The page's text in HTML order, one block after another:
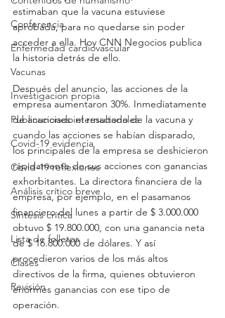
Conferencia
Enfermedad cardiovascular
Vacunas
Investigacion propia
Publicaciones internacionales
Covid-19 evidencia
Covid-19 reflexiones
Análisis crítico breve
Síntesis crítica
Lista de folletos
Clases
Revisión
estimaban que la vacuna estuviese
aprobada, para no quedarse sin poder
acceder a ella. Hoy CNN Negocios publica
la historia detrás de ello.
Después del anuncio, las acciones de la
empresa aumentaron 30%. Inmediatamente
de anunciado el resultado de la vacuna y
cuando las acciones se habían disparado,
los principales de la empresa se deshicieron
rápidamente de sus acciones con ganancias
exhorbitantes. La directora financiera de la
empresa, por ejemplo, en el pasamanos
financiero del lunes a partir de $ 3.000.000
obtuvo $ 19.800.000, con una ganancia neta
de $ 16.800.000 de dólares. Y así
procedieron varios de los más altos
directivos de la firma, quienes obtuvieron
enormes ganancias con ese tipo de
operación.